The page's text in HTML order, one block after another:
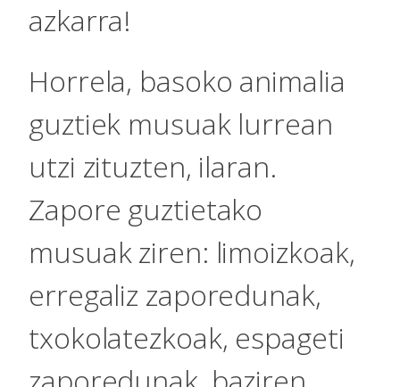
azkarra!
Horrela, basoko animalia
guztiek musuak lurrean
utzi zituzten, ilaran.
Zapore guztietako
musuak ziren: limoizkoak,
erregaliz zaporedunak,
txokolatezkoak, espageti